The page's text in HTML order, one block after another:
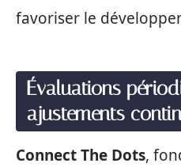
favoriser le
Évaluations
ajustements
Connect The Dots,